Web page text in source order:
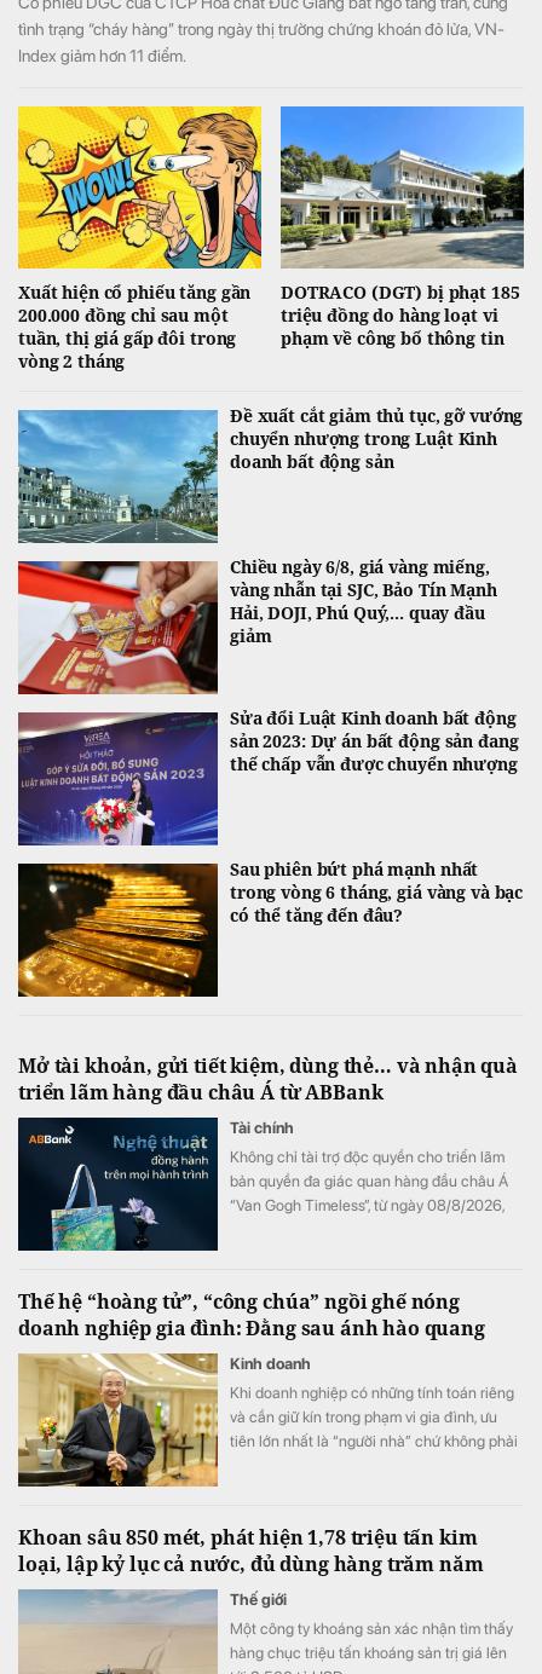
tình trạng “cháy hàng” trong ngày thị trường chứng khoán đỏ lửa, VN-
Index giảm hơn 11 điểm.
Xuất hiện cổ phiếu tăng gần
200.000 đồng chỉ sau một
tuần, thị giá gấp đôi trong
vòng 2 tháng
DOTRACO (DGT) bị phạt 185
triệu đồng do hàng loạt vi
phạm về công bố thông tin
Đề xuất cắt giảm thủ tục, gỡ vướng
chuyển nhượng trong Luật Kinh
doanh bất động sản
Chiều ngày 6/8, giá vàng miếng,
vàng nhẫn tại SJC, Bảo Tín Mạnh
Hải, DOJI, Phú Quý,... quay đầu
giảm
Sửa đổi Luật Kinh doanh bất động
sản 2023: Dự án bất động sản đang
thế chấp vẫn được chuyển nhượng
Sau phiên bứt phá mạnh nhất
trong vòng 6 tháng, giá vàng và bạc
có thể tăng đến đâu?
Mở tài khoản, gửi tiết kiệm, dùng thẻ… và nhận quà
triển lãm hàng đầu châu Á từ ABBank
Tài chính
Không chỉ tài trợ độc quyền cho triển lãm
bản quyền đa giác quan hàng đầu châu Á
“Van Gogh Timeless”, từ ngày 08/8/2026,
dự triển lãm và bộ quà tặng phiên bản giới
hạn phát triển từ tác phẩm bản quyền Van
dịch tại ABBank.
Thế hệ “hoàng tử”, “công chúa” ngồi ghế nóng
doanh nghiệp gia đình: Đằng sau ánh hào quang
Kinh doanh
Khi doanh nghiệp có những tính toán riêng
và cần giữ kín trong phạm vi gia đình, ưu
tiên lớn nhất là “người nhà” chứ không phải
Khoan sâu 850 mét, phát hiện 1,78 triệu tấn kim
loại, lập kỷ lục cả nước, đủ dùng hàng trăm năm
Thế giới
Một công ty khoáng sản xác nhận tìm thấy
hàng chục triệu tấn khoáng sản trị giá lên